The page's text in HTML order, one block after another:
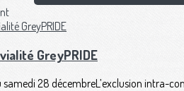
GreyPRIDE
28 décembreL’exclusion intra-